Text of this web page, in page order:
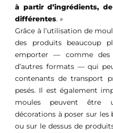
à partir d’ingrédients,
différentes. »
Grâce à l’utilisation de
des produits beaucoup
emporter — comme des
d’autres formats — qui
contenants de transport
pesés. Il est également
moules peuvent être
décorations à poser sur les
ou sur le dessus de